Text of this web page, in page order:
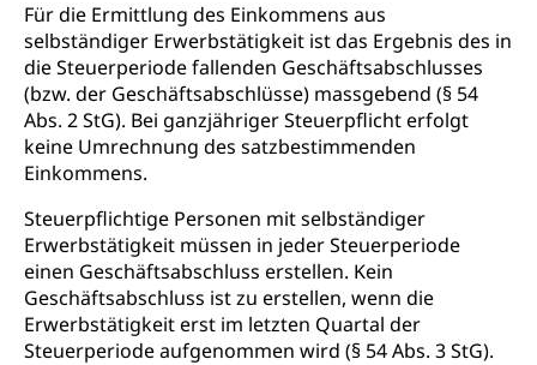
Für die Ermittlung des Einkommens aus
selbständiger Erwerbstätigkeit ist das Ergebnis des in
die Steuerperiode fallenden Geschäftsabschlusses
(bzw. der Geschäftsabschlüsse) massgebend (§ 54
Abs. 2 StG). Bei ganzjähriger Steuerpflicht erfolgt
keine Umrechnung des satzbestimmenden
Einkommens.
Steuerpflichtige Personen mit selbständiger
Erwerbstätigkeit müssen in jeder Steuerperiode
einen Geschäftsabschluss erstellen. Kein
Geschäftsabschluss ist zu erstellen, wenn die
Erwerbstätigkeit erst im letzten Quartal der
Steuerperiode aufgenommen wird (§ 54 Abs. 3 StG).